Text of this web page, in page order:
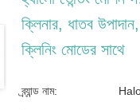
ক্লিনার, ধাতব
ক্লিনিং মোডের সাথে
ব্র্যান্ড নাম: